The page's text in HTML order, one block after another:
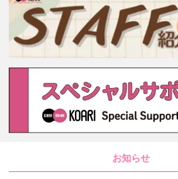
お知らせ